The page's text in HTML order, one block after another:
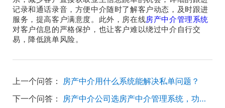
记录和通话录音，方便中介随时了解客户动态，及时跟进
服务，提高客户满意度。此外， 房在线房产中介管理系统
对客户信息的严格保护，也让客户难以绕过中介自行交
易，降低跳单风险。
上一个问答： 房产中介用什么系统能解决私单问题？
下一个问答：
房产中介公司选房产中介管理系统，功能越多越好吗？